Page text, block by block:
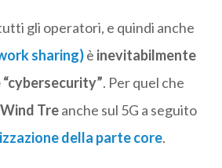
gli operatori, e quindi anche
sharing)è inevitabilmente
. Per quel che
Treanche sul 5G a seguito
della parte core.